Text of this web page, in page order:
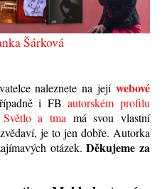
Šárková
naleznete na její webové
i FBautorském profilu
Světlo a tma má svou vlastní
je to jen dobře. Autorka
otázek.Děkujeme za